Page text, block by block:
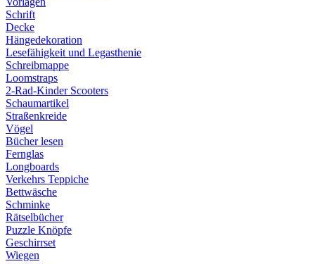
Schrift
Decke
Hängedekoration
Lesefähigkeit und Legasthenie
Schreibmappe
Loomstraps
2-Rad-Kinder Scooters
Schaumartikel
Straßenkreide
Vögel
Bücher lesen
Fernglas
Longboards
Verkehrs Teppiche
Bettwäsche
Schminke
Rätselbücher
Puzzle Knöpfe
Geschirrset
Wiegen